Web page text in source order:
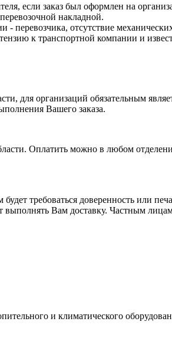
если заказ был оформлен на
накладной.
перевозчика, отсутствие
к транспортной компании и
организаций обязательным
Вашего заказа.
Оплатить можно в любом
требоваться доверенность или
Вам доставку. Частным
и климатического